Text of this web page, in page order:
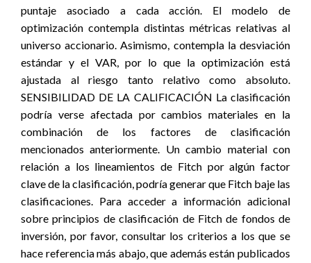
puntaje asociado a cada acción. El modelo de
optimización contempla distintas métricas relativas al
universo accionario. Asimismo, contempla la desviación
estándar y el VAR, por lo que la optimización está
ajustada al riesgo tanto relativo como absoluto.
SENSIBILIDAD DE LA CALIFICACIÓN La clasificación
podría verse afectada por cambios materiales en la
combinación de los factores de clasificación
mencionados anteriormente. Un cambio material con
relación a los lineamientos de Fitch por algún factor
clave de la clasificación, podría generar que Fitch baje las
clasificaciones. Para acceder a información adicional
sobre principios de clasificación de Fitch de fondos de
inversión, por favor, consultar los criterios a los que se
hace referencia más abajo, que además están publicados